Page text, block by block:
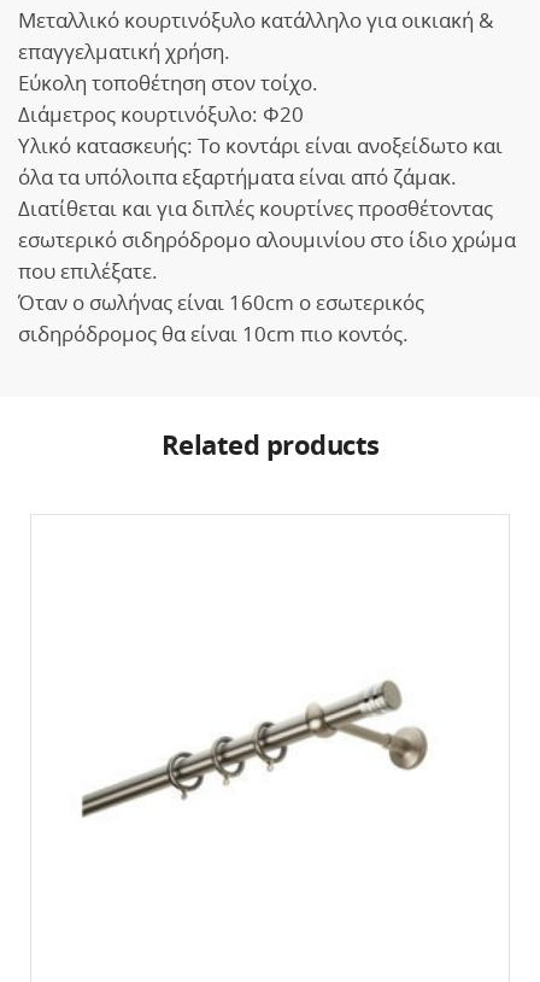
Μεταλλικό κουρτινόξυλο κατάλληλο για οικιακή &
επαγγελματική χρήση.
Εύκολη τοποθέτηση στον τοίχο.
Διάμετρος κουρτινόξυλο: Φ20
Υλικό κατασκευής: Το κοντάρι είναι ανοξείδωτο και
όλα τα υπόλοιπα εξαρτήματα είναι από ζάμακ.
Διατίθεται και για διπλές κουρτίνες προσθέτοντας
εσωτερικό σιδηρόδρομο αλουμινίου στο ίδιο χρώμα
που επιλέξατε.
Όταν ο σωλήνας είναι 160cm ο εσωτερικός
σιδηρόδρομος θα είναι 10cm πιο κοντός.
Related products